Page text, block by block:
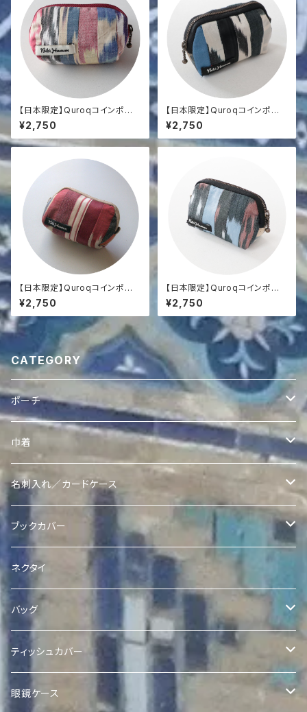
【日本限定】Quroqコインポー
チ
¥2,750
【日本限定】Quroqコインポー
チ
¥2,750
【日本限定】Quroqコインポー
チ
¥2,750
【日本限定】Quroqコインポー
チ
¥2,750
CATEGORY
ポーチ
ヴィンテージスザニポーチ
ヴィンテージスザニポーチ
ヴィンテージスザニコインポーチ
Ikatポーチ
Quroqポーチ
Quroqコインポーチ
クラッチ
巾着
Quroqリバーシブル巾着
Ikat Pearl 巾着
名刺入れ／カードケース
Quroq名刺入れ
ブックカバー
Quroqブックカバー
ネクタイ
バッグ
Quilted Ikat Bag with Pom-Poms
Quilted Ikat Tote Bag
ティッシュカバー
ボックスティッシュカバー
眼鏡ケース